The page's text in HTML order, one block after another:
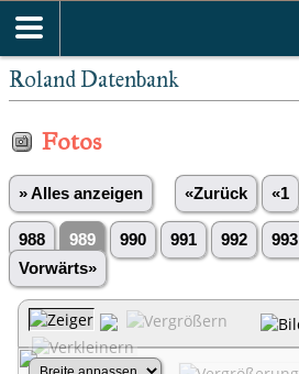
Roland Datenbank
Fotos
» Alles anzeigen «Zurück «1
988 989 990 991 992 993
Vorwärts»